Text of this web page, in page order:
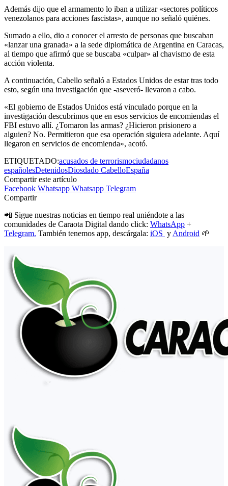
Además dijo que el armamento lo iban a utilizar «sectores políticos
venezolanos para acciones fascistas», aunque no señaló quiénes.
Sumado a ello, dio a conocer el arresto de personas que buscaban
«lanzar una granada» a la sede diplomática de Argentina en Caracas,
al tiempo que afirmó que se buscaba «culpar» al chavismo de esta
acción violenta.
A continuación, Cabello señaló a Estados Unidos de estar tras todo
esto, según una investigación que -aseveró- llevaron a cabo.
«El gobierno de Estados Unidos está vinculado porque en la
investigación descubrimos que en esos servicios de encomiendas el
FBI estuvo allí. ¿Tomaron las armas? ¿Hicieron prisionero a
alguien? No. Permitieron que esa operación siguiera adelante. Aquí
llegaron en servicios de encomienda», acotó.
ETIQUETADO:acusados de terrorismociudadanos
españolesDetenidosDiosdado CabelloEspaña
Compartir este artículo
Facebook Whatsapp Whatsapp Telegram
Compartir
📲 Sigue nuestras noticias en tiempo real uniéndote a las
comunidades de Caraota Digital dando click: WhatsApp +
Telegram. También tenemos app, descárgala: iOS y Android 🌱